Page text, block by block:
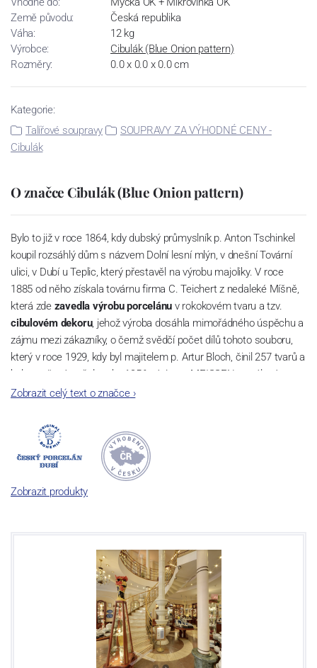
Země původu:
Česká republika
Váha:
12 kg
Výrobce:
Cibulák (Blue Onion pattern)
Rozměry:
0.0 x 0.0 x 0.0 cm
Kategorie:
Talířové soupravy
SOUPRAVY ZA VÝHODNÉ CENY -
Cibulák
O značce Cibulák (Blue Onion pattern)
Bylo to již v roce 1864, kdy dubský průmyslník p. Anton Tschinkel
koupil rozsáhlý dům s názvem Dolní lesní mlýn, v dnešní Tovární
ulici, v Dubí u Teplic, který přestavěl na výrobu majoliky. V roce
1885 od něho získala továrnu firma C. Teichert z nedaleké Míšně,
která zde zavedla výrobu porcelánu v rokokovém tvaru a tzv.
cibulovém dekoru, jehož výroba dosáhla mimořádného úspěchu a
zájmu mezi zákazníky, o čemž svědčí počet dílů tohoto souboru,
který v roce 1929, kdy byl majitelem p. Artur Bloch, činil 257 tvarů a
byl označován až do roku 1956 nápisem MEISSEN v oválovém
rámečku.
počet jeho dílů v cibulovém provedení je 850 tvarů. Tyto výrobky
jsou garantovány Asociací sklářského a keramického průmyslu
České republiky jako „Český výrobek
Zobrazit celý text o značce›
Zobrazit produkty